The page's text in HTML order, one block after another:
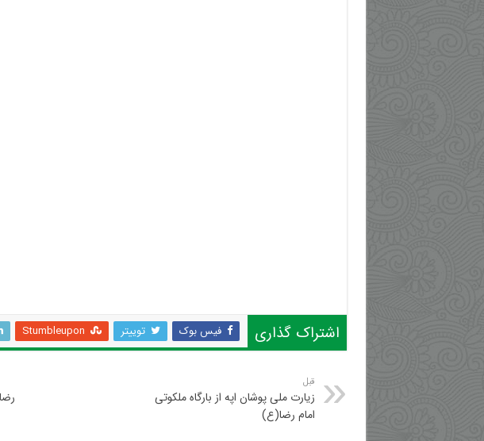
اشتراک گذاری فیس بوک توییتر Stumbleupon
قبل
زیارت ملی پوشان اپه از بارگاه ملکوتی
امام رضا(ع)